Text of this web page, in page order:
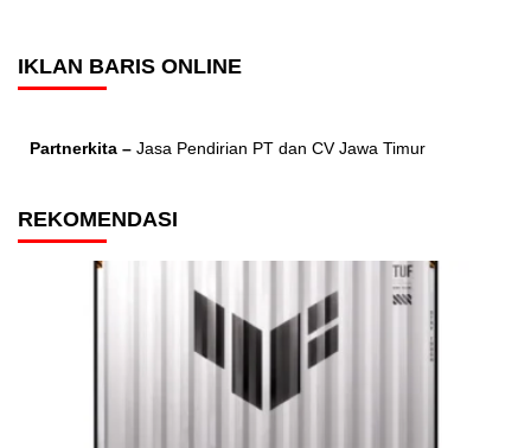
IKLAN BARIS ONLINE
Partnerkita – Jasa Pendirian PT dan CV Jawa Timur
REKOMENDASI